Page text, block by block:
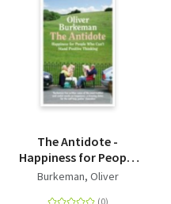
The Antidote -
Happiness for People
Who Can't Stand
Burkeman, Oliver